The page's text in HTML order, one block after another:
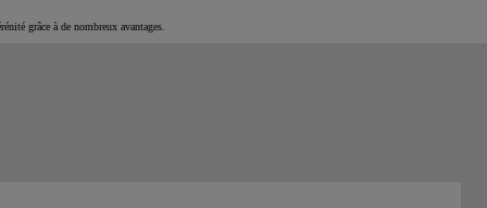
grâce à de nombreux avantages.